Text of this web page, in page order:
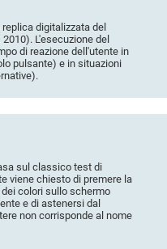
digitalizzata del
L'esecuzione del
di reazione dell'utente in
pulsante) e in situazioni
sul classico test di
viene chiesto di premere la
colori sullo schermo
e di astenersi dal
non corrisponde al nome